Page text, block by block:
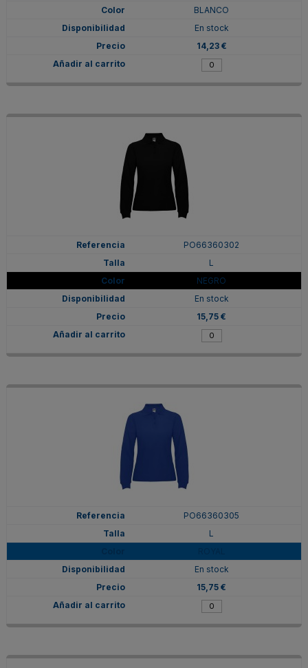
BLANCO
En stock
14,23 €
PO66360302
L
NEGRO
En stock
15,75 €
PO66360305
L
En stock
15,75 €